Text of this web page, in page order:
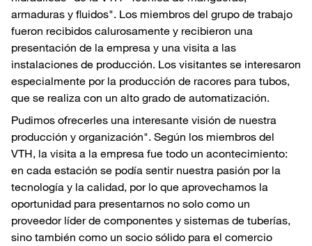
armaduras y fluidos". Los miembros del grupo de trabajo
fueron recibidos calurosamente y recibieron una
presentación de la empresa y una visita a las
instalaciones de producción. Los visitantes se interesaron
especialmente por la producción de racores para tubos,
que se realiza con un alto grado de automatización.
Pudimos ofrecerles una interesante visión de nuestra
producción y organización". Según los miembros del
VTH, la visita a la empresa fue todo un acontecimiento:
en cada estación se podía sentir nuestra pasión por la
tecnología y la calidad, por lo que aprovechamos la
oportunidad para presentarnos no solo como un
proveedor líder de componentes y sistemas de tuberías,
sino también como un socio sólido para el comercio